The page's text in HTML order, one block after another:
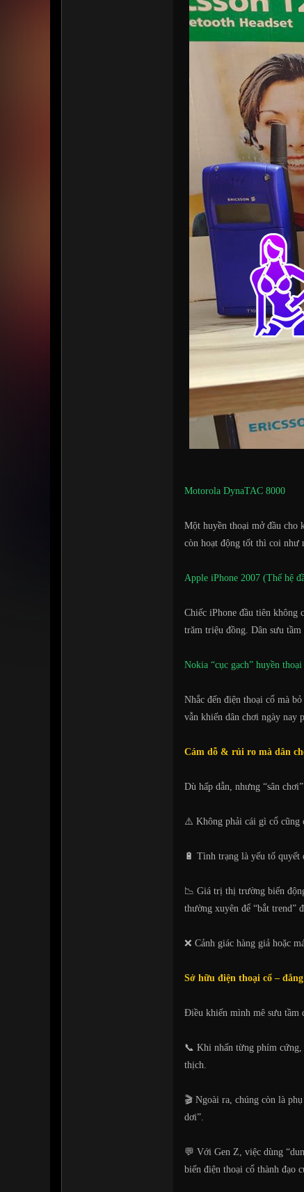
Motorola DynaTAC 8000
Một huyền thoại mở đầu cho
còn hoạt động tốt thì coi như
Apple iPhone 2007 (Thế hệ
Chiếc iPhone đầu tiên không
trăm triệu đồng. Dân sưu
Nokia “cục gạch” huyền thoại
Nhắc đến điện thoại cổ mà
vẫn khiến dân chơi ngày nay
Cám dỗ & rủi ro mà dân
Dù hấp dẫn, nhưng “sân
⚠️ Không phải cái gì cổ cũng
🔋 Tình trạng là yếu tố
📉 Giá trị thị trường biến
thường xuyên để “bắt trend”
❌ Cảnh giác hàng giả hoặc
Sở hữu điện thoại cổ –
Điều khiến mình mê sưu tầm
📞 Khi nhấn từng phím cứng,
thịch.
🎬 Ngoài ra, chúng còn là
dơi”.
💬 Với Gen Z, việc dùng
biến điện thoại cổ thành đạo